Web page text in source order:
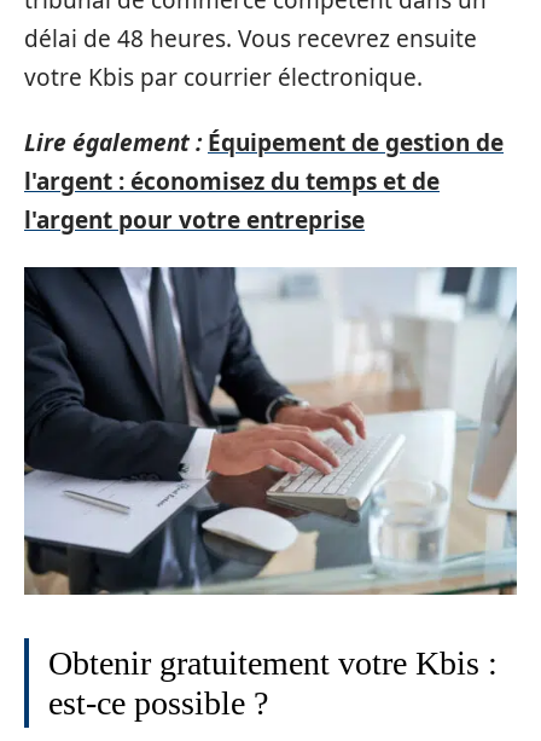
délai de 48 heures. Vous recevrez ensuite
votre Kbis par courrier électronique.
Lire également : Équipement de gestion de
l'argent : économisez du temps et de
l'argent pour votre entreprise
Obtenir gratuitement votre Kbis :
est-ce possible ?